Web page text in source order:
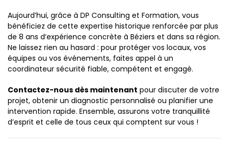
Aujourd’hui, grâce à DP Consulting et Formation, vous
bénéficiez de cette expertise historique renforcée par plus
de 8 ans d’expérience concrète à Béziers et dans sa région.
Ne laissez rien au hasard : pour protéger vos locaux, vos
équipes ou vos événements, faites appel à un
coordinateur sécurité fiable, compétent et engagé.
Contactez-nous dès maintenant pour discuter de votre
projet, obtenir un diagnostic personnalisé ou planifier une
intervention rapide. Ensemble, assurons votre tranquillité
d’esprit et celle de tous ceux qui comptent sur vous !